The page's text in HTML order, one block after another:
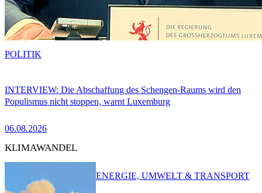
INTERVIEW: Die Abschaffung des Schengen-Raums wird den
Populismus nicht stoppen, warnt Luxemburg
06.08.2026
POLITIK
KLIMAWANDEL
ENERGIE, UMWELT & TRANSPORT